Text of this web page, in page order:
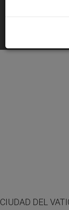
JUN 29, 2011 00:00
CIUDAD DEL